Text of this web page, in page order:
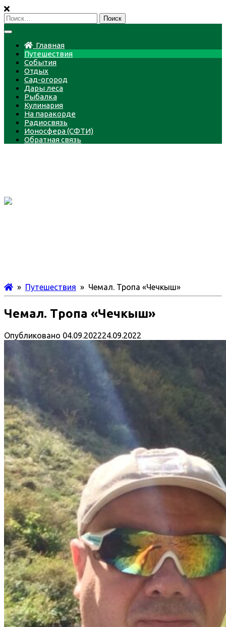
Пропустить
Найти:
Главная
Путешествия
События
Отдых
Сад-огород
Дары леса
Рыбалка
Кулинария
На паракорде
Радиосвязь
Ионосфера (СФТИ)
Обратная связь
» Путешествия » Чемал. Тропа «Чечкыш»
Чемал. Тропа «Чечкыш»
Опубликовано 04.09.202224.09.2022